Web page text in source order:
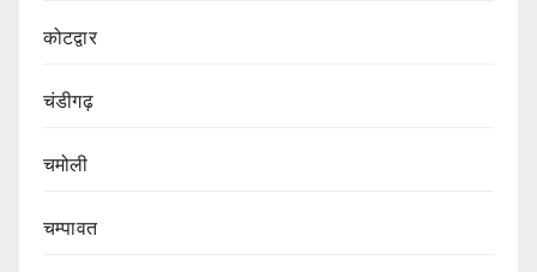
कोटद्वार
चंडीगढ़
चमोली
चम्पावत